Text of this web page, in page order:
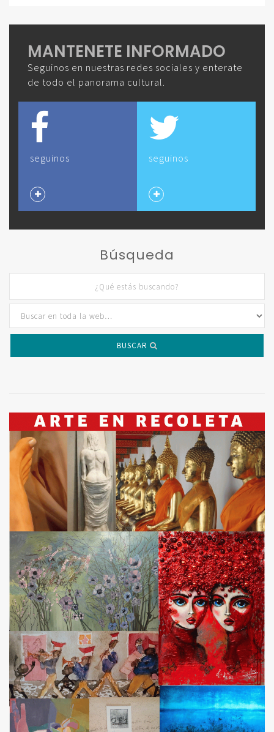
MANTENETE INFORMADO
Seguinos en nuestras redes sociales y enterate
de todo el panorama cultural.
seguinos seguinos
Búsqueda
BUSCAR